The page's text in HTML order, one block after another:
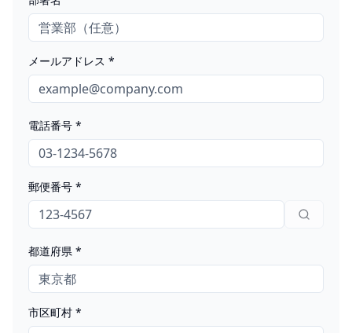
メールアドレス *
電話番号 *
郵便番号 *
都道府県 *
市区町村 *